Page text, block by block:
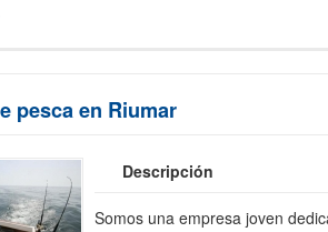
pesca en Riumar
Descripción
Somos una empresa joven